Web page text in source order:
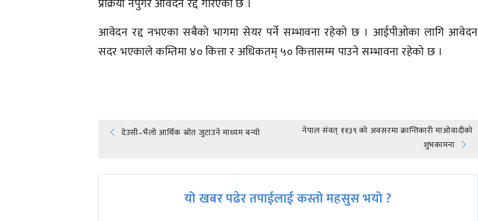
प्रक्रिया नपुगेर आवेदन रद्द गरिएको छ ।
आवेदन रद्द नभएका सबैको भागमा सेयर पर्ने सम्भावना रहेको छ । आईपीओका लागि आवेदन
सदर भएकाले कम्तिमा ४० कित्ता र अधिकतम् ५० कित्तासम्म पाउने सम्भावना रहेको छ ।
Post
navigation
देउसी–भैलो आर्थिक स्रोत जुटाउने माध्यम बन्यो
नेपाल संवत् ११३९ को अवसरमा क्रान्तिकारी माओवादीको
शुभकामना
यो खबर पढेर तपाईलाई कस्तो महसुस भयो ?